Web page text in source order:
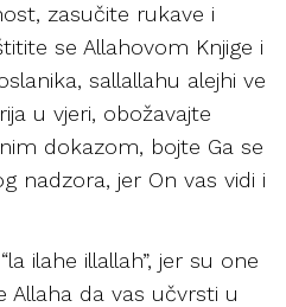
zasučite rukave i
se Allahovom Knjige i
sallallahu alejhi ve
u vjeri, obožavajte
dokazom, bojte Ga se
nadzora, jer On vas vidi i
ilahe illallah”, jer su one
Allaha da vas učvrsti u